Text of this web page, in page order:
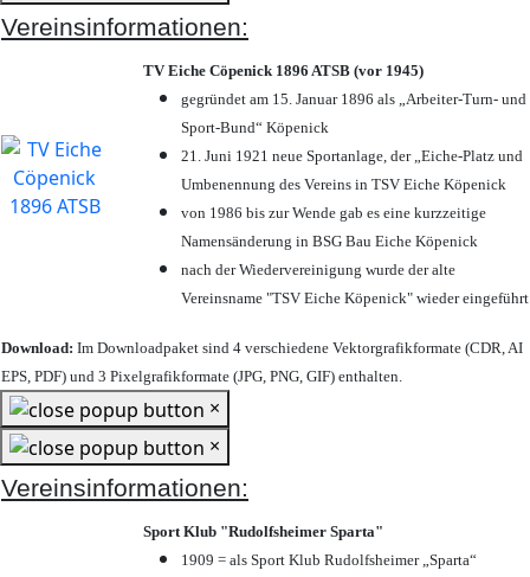
Vereinsinformationen:
TV Eiche Cöpenick 1896 ATSB (vor 1945)
gegründet am 15. Januar 1896 als „Arbeiter-Turn- und
Sport-Bund“ Köpenick
21. Juni 1921 neue Sportanlage, der „Eiche-Platz und
Umbenennung des Vereins in TSV Eiche Köpenick
von 1986 bis zur Wende gab es eine kurzzeitige
Namensänderung in BSG Bau Eiche Köpenick
nach der Wiedervereinigung wurde der alte
Vereinsname "TSV Eiche Köpenick" wieder eingeführt
Download: Im Downloadpaket sind 4 verschiedene Vektorgrafikformate (CDR, AI
EPS, PDF) und 3 Pixelgrafikformate (JPG, PNG, GIF) enthalten.
×
×
Vereinsinformationen:
Sport Klub "Rudolfsheimer Sparta"
1909 = als Sport Klub Rudolfsheimer „Sparta“